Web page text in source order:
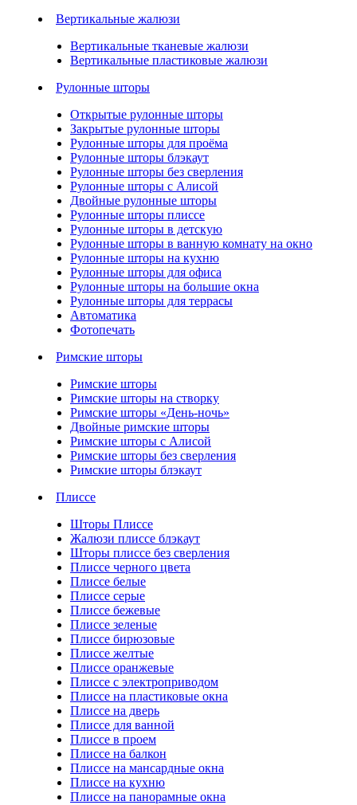
Вертикальные жалюзи
Вертикальные тканевые жалюзи
Вертикальные пластиковые жалюзи
Рулонные шторы
Открытые рулонные шторы
Закрытые рулонные шторы
Рулонные шторы для проёма
Рулонные шторы блэкаут
Рулонные шторы без сверления
Рулонные шторы с Алисой
Двойные рулонные шторы
Рулонные шторы плиссе
Рулонные шторы в детскую
Рулонные шторы в ванную комнату на окно
Рулонные шторы на кухню
Рулонные шторы для офиса
Рулонные шторы на большие окна
Рулонные шторы для террасы
Автоматика
Фотопечать
Римские шторы
Римские шторы
Римские шторы на створку
Римские шторы «День-ночь»
Двойные римские шторы
Римские шторы с Алисой
Римские шторы без сверления
Римские шторы блэкаут
Плиссе
Шторы Плиссе
Жалюзи плиссе блэкаут
Шторы плиссе без сверления
Плиссе черного цвета
Плиссе белые
Плиссе серые
Плиссе бежевые
Плиссе зеленые
Плиссе бирюзовые
Плиссе желтые
Плиссе оранжевые
Плиссе с электроприводом
Плиссе на пластиковые окна
Плиссе на дверь
Плиссе для ванной
Плиссе в проем
Плиссе на балкон
Плиссе на мансардные окна
Плиссе на кухню
Плиссе на панорамные окна